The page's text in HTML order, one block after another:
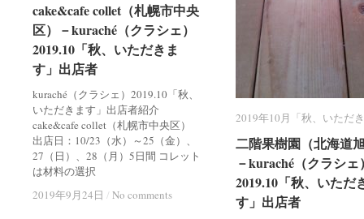
cake&cafe collet（札幌市中央
区）－kuraché（クラシェ）
2019.10「秋、いただきま
す」出店者
kuraché（クラシェ）2019.10「秋、
いただきます」出店者紹介
cake&cafe collet（札幌市中央区）
出店日：10/23（水）～25（金）、
27（日）、28（月）5日間 コレット
は材料の選択
2019年9月24日 / No comments
cake&cafe collet（札幌市中央
区）－kuraché（クラシェ）
2019.10「秋、いただきま
す」出店者
2019年9月24日 / No comments
2019年10月「秋、いただ
二階果樹園（北海道
－kuraché（クラシェ
2019.10「秋、いただ
す」出店者
2019年10月「秋、いただ
二階果樹園（北海道
－kuraché（クラシェ
2019.10「秋、いただ
す」出店者